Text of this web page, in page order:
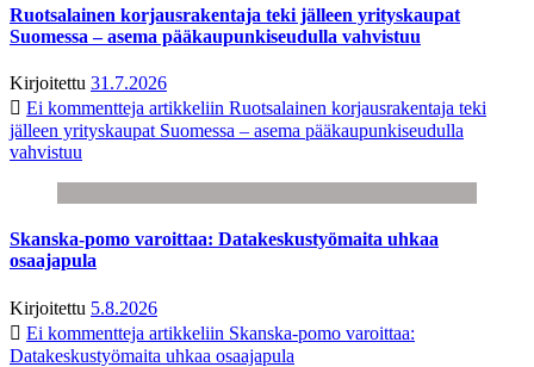
Ruotsalainen korjausrakentaja teki jälleen yrityskaupat
Suomessa – asema pääkaupunkiseudulla vahvistuu
Kirjoitettu 31.7.2026
Ei kommentteja artikkeliin Ruotsalainen korjausrakentaja teki
jälleen yrityskaupat Suomessa – asema pääkaupunkiseudulla
vahvistuu
Skanska-pomo varoittaa: Datakeskustyömaita uhkaa
osaajapula
Kirjoitettu 5.8.2026
Ei kommentteja artikkeliin Skanska-pomo varoittaa:
Datakeskustyömaita uhkaa osaajapula